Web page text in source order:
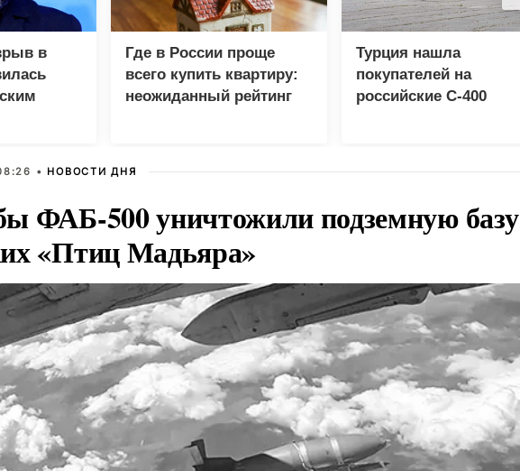
в
Где в России проще
всего купить квартиру:
неожиданный рейтинг
Турция нашла
покупателей на
российские C-400
• НОВОСТИ ДНЯ
ФАБ-500 уничтожили подземную базу
«Птиц Мадьяра»